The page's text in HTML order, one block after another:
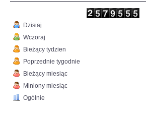
Dzisiaj
Wczoraj
Bieżący tydzien
Poprzednie tygodnie
Bieżący miesiąc
Miniony miesiąc
Ogólnie